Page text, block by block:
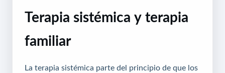
Terapia sistémica y terapia
familiar
La terapia sistémica parte del principio de que los